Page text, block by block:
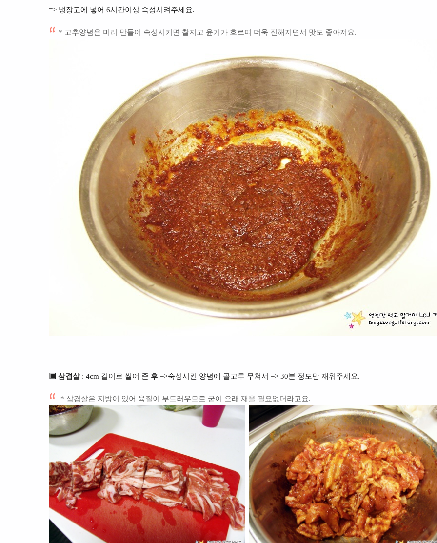
=> 냉장고에 넣어 6시간이상 숙성시켜주세요.
* 고추양념은 미리 만들어 숙성시키면 찰지고 윤기가 흐르며 더욱 진해지면서 맛도 좋아져요.
▣ 삼겹살: 4cm 길이로 썰어 준 후 =>숙성시킨 양념에 골고루 무쳐서 => 30분 정도만 재워주세요.
* 삼겹살은 지방이 있어 육질이 부드러우므로 굳이 오래 재울 필요없더라고요.